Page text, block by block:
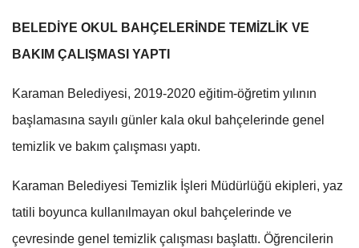
BELEDİYE OKUL BAHÇELERİNDE TEMİZLİK VE
BAKIM ÇALIŞMASI YAPTI
Karaman Belediyesi, 2019-2020 eğitim-öğretim yılının
başlamasına sayılı günler kala okul bahçelerinde genel
temizlik ve bakım çalışması yaptı.
Karaman Belediyesi Temizlik İşleri Müdürlüğü ekipleri, yaz
tatili boyunca kullanılmayan okul bahçelerinde ve
çevresinde genel temizlik çalışması başlattı. Öğrencilerin